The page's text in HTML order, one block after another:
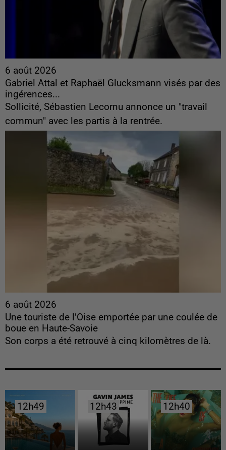
6 août 2026
Gabriel Attal et Raphaël Glucksmann visés par des
ingérences...
Sollicité, Sébastien Lecornu annonce un "travail
commun" avec les partis à la rentrée.
6 août 2026
Une touriste de l’Oise emportée par une coulée de
boue en Haute-Savoie
Son corps a été retrouvé à cinq kilomètres de là.
12h49
12h49 12h43
12h43 12h40
12h40